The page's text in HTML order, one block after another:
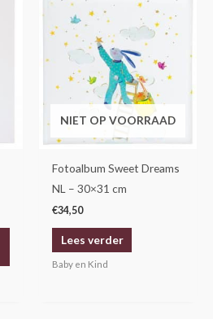
NIET OP VOORRAAD
Fotoalbum Sweet Dreams
NL – 30×31 cm
€34,50
Lees verder
Baby en Kind